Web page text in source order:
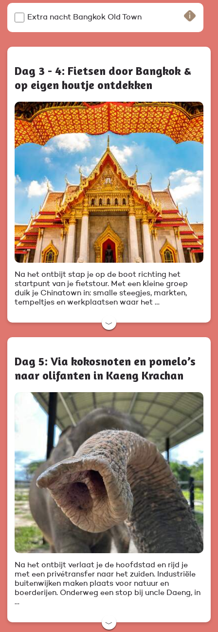
Extra nacht Bangkok Old Town
Dag 3 - 4: Fietsen door Bangkok &
op eigen houtje ontdekken
Na het ontbijt stap je op de boot richting het
startpunt van je fietstour. Met een kleine groep
duik je Chinatown in: smalle steegjes, markten,
tempeltjes en werkplaatsen waar het …
﹀
Dag 5: Via kokosnoten en pomelo’s
naar olifanten in Kaeng Krachan
Na het ontbijt verlaat je de hoofdstad en rijd je
met een privétransfer naar het zuiden. Industriële
buitenwijken maken plaats voor natuur en
boerderijen. Onderweg een stop bij uncle Daeng, in
…
﹀